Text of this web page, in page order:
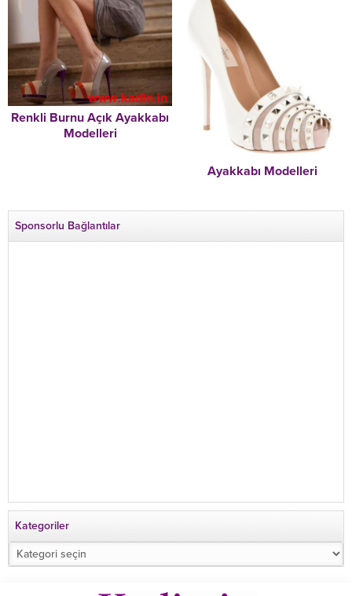
Renkli Burnu Açık Ayakkabı
Modelleri
Ayakkabı Modelleri
Sponsorlu Bağlantılar
Kategoriler
Kategoriler